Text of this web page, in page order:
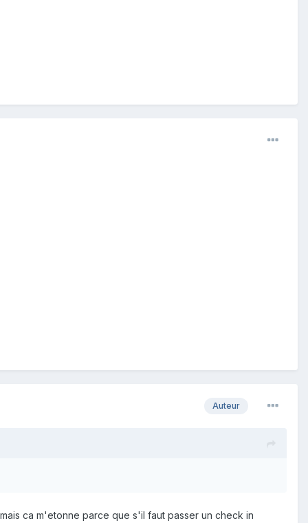
Auteur
ca m'etonne parce que s'il faut passer un check in